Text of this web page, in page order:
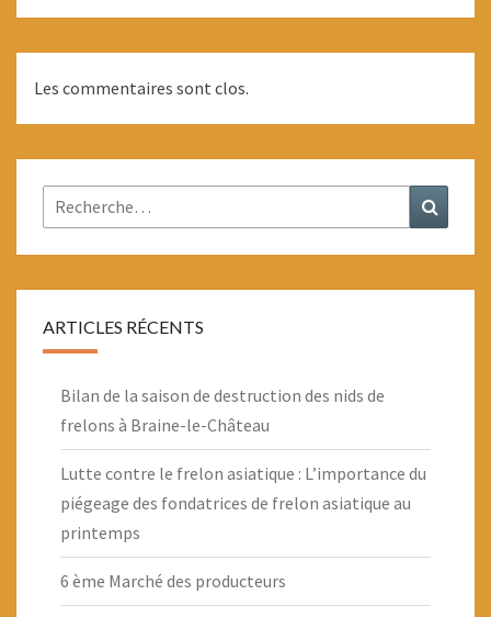
Les commentaires sont clos.
Rechercher :
ARTICLES RÉCENTS
Bilan de la saison de destruction des nids de
frelons à Braine-le-Château
Lutte contre le frelon asiatique : L’importance du
piégeage des fondatrices de frelon asiatique au
printemps
6 ème Marché des producteurs